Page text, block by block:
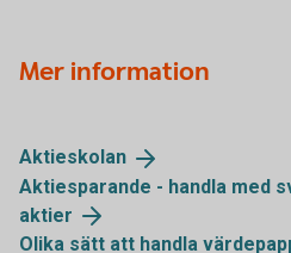
Mer information
Aktieskolan
Aktiesparande - handla med
aktier
Olika sätt att handla